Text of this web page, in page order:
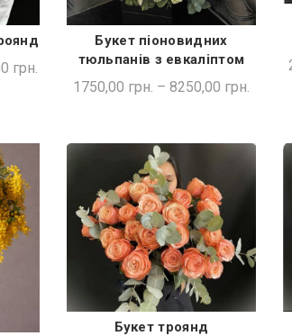
грн.
ШВИДКА ПОКУПКА
Букет піоновидних
тюльпанів з евкаліптом
1750,00 грн. – 8250,00 грн.
ШВИДКА ПОКУПКА
Букет троянд